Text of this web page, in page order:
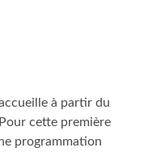
à partir du
cette première
programmation